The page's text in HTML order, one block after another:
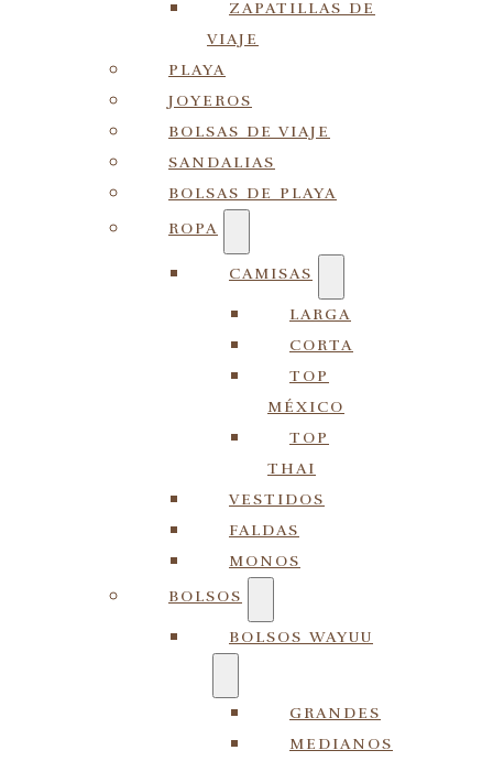
ZAPATILLAS DE
VIAJE
PLAYA
JOYEROS
BOLSAS DE VIAJE
SANDALIAS
BOLSAS DE PLAYA
ROPA
CAMISAS
LARGA
CORTA
TOP
MÉXICO
TOP
THAI
VESTIDOS
FALDAS
MONOS
BOLSOS
BOLSOS WAYUU
GRANDES
MEDIANOS